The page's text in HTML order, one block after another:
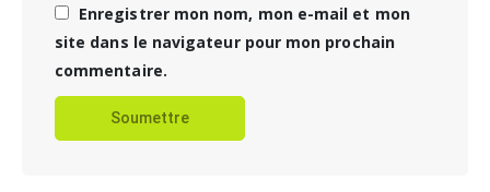
Enregistrer mon nom, mon e-mail et mon
site dans le navigateur pour mon prochain
commentaire.